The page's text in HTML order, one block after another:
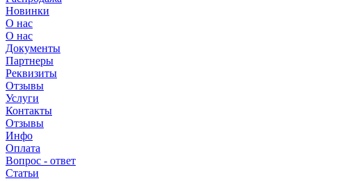
Новинки
О нас
О нас
Документы
Партнеры
Реквизиты
Отзывы
Услуги
Контакты
Отзывы
Инфо
Оплата
Вопрос - ответ
Статьи